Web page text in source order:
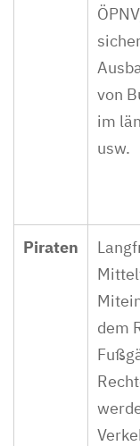
von
im
usw.
Piraten
dem